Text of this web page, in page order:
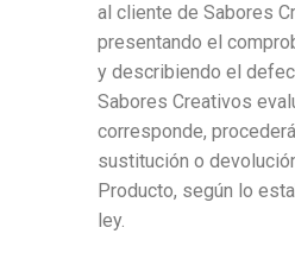
al cliente de Sabores
presentando el
y describiendo el
Sabores Creativos
corresponde,
sustitución o
Producto, según lo
ley.